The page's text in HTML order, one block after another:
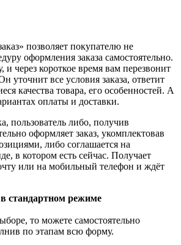
позволяет покупателю не
оформления заказа самостоятельно.
и через короткое время вам перезвонит
уточнит все условия заказа, ответит
качества товара, его особенностей. А
оплаты и доставки.
пользователь либо, получив
оформляет заказ, укомплектовав
либо соглашается на
в котором есть сейчас. Получает
или на мобильный телефон и ждёт
стандартном режиме
то можете самостоятельно
по этапам всю форму.